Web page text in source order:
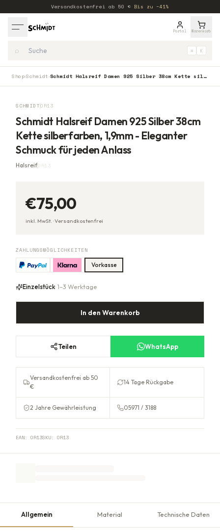
Versandkostenfrei ab 50 € Bis zu −41%
Portal Warenkorb
⌕ ⌘ K
Shop›Schmidt › Schmidt Halsreif Damen 925 Silber 38cm Kette silberfarben, 1,9mm - Eleganter Schmuck für jeden Anlass
SCHMIDTOR13
Schmidt Halsreif Damen 925 Silber 38cm
Kette silberfarben, 1,9mm - Eleganter
Schmuck für jeden Anlass
HalsreifOR13
€75,00
inkl. MwSt. ·Versandkostenfrei
ZAHLUNGSMÖGLICHKEITEN
Vorkasse
Einzelstück· 1–3 Werktage
In den Warenkorb
Teilen WhatsApp
Versandkostenfrei ab 50
€
14 Tage Rückgabe
2 Jahre Gewährleistung 05971 / 3188
EAN: OR13SKU: OR13
Allgemein Material Technische Daten